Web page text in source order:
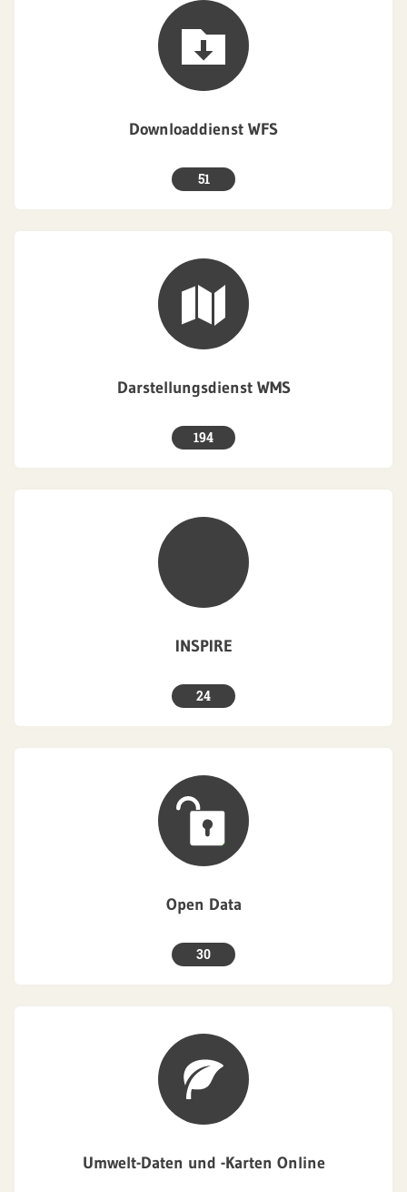
Downloaddienst WFS
51
Darstellungsdienst WMS
194
INSPIRE
24
Open Data
30
Umwelt-Daten und -Karten Online